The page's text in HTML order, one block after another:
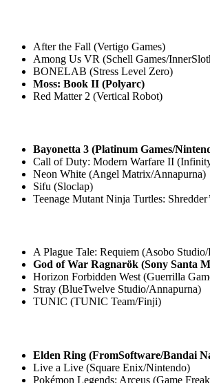
After the Fall (Vertigo Games)
Among Us VR (Schell Games/
BONELAB (Stress Level Zero)
Moss: Book II (Polyarc)
Red Matter 2 (Vertical Robot)
Bayonetta 3 (Platinum Games/
Call of Duty: Modern Warfare II
Neon White (Angel Matrix/Annapurna)
Sifu (Sloclap)
Teenage Mutant Ninja Turtles:
A Plague Tale: Requiem (Asobo
God of War Ragnarök (Sony Santa
Horizon Forbidden West (Guerrilla
Stray (BlueTwelve Studio/Annapurna)
TUNIC (TUNIC Team/Finji)
Elden Ring (FromSoftware/Bandai
Live a Live (Square Enix/Nintendo)
Pokémon Legends: Arceus (Game